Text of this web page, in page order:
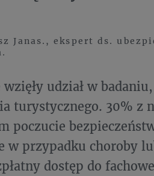
Janas., ekspert ds.
udział w
turystycznego. 30% z
poczucie
w przypadku choroby
dostęp do